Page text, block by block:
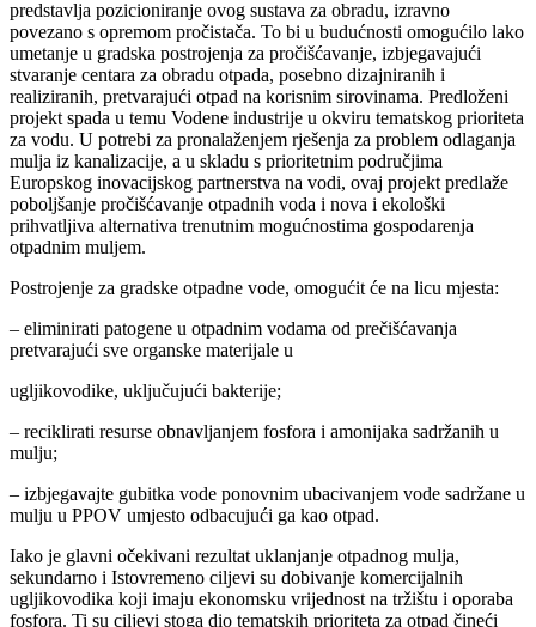
predstavlja pozicioniranje ovog sustava za obradu, izravno
povezano s opremom pročistača. To bi u budućnosti omogućilo lako
umetanje u gradska postrojenja za pročišćavanje, izbjegavajući
stvaranje centara za obradu otpada, posebno dizajniranih i
realiziranih, pretvarajući otpad na korisnim sirovinama. Predloženi
projekt spada u temu Vodene industrije u okviru tematskog prioriteta
za vodu. U potrebi za pronalaženjem rješenja za problem odlaganja
mulja iz kanalizacije, a u skladu s prioritetnim područjima
Europskog inovacijskog partnerstva na vodi, ovaj projekt predlaže
poboljšanje pročišćavanje otpadnih voda i nova i ekološki
prihvatljiva alternativa trenutnim mogućnostima gospodarenja
otpadnim muljem.
Postrojenje za gradske otpadne vode, omogućit će na licu mjesta:
– eliminirati patogene u otpadnim vodama od prečišćavanja
pretvarajući sve organske materijale u
ugljikovodike, uključujući bakterije;
– reciklirati resurse obnavljanjem fosfora i amonijaka sadržanih u
mulju;
– izbjegavajte gubitka vode ponovnim ubacivanjem vode sadržane u
mulju u PPOV umjesto odbacujući ga kao otpad.
Iako je glavni očekivani rezultat uklanjanje otpadnog mulja,
sekundarno i Istovremeno ciljevi su dobivanje komercijalnih
ugljikovodika koji imaju ekonomsku vrijednost na tržištu i oporaba
fosfora. Ti su ciljevi stoga dio tematskih prioriteta za otpad čineći